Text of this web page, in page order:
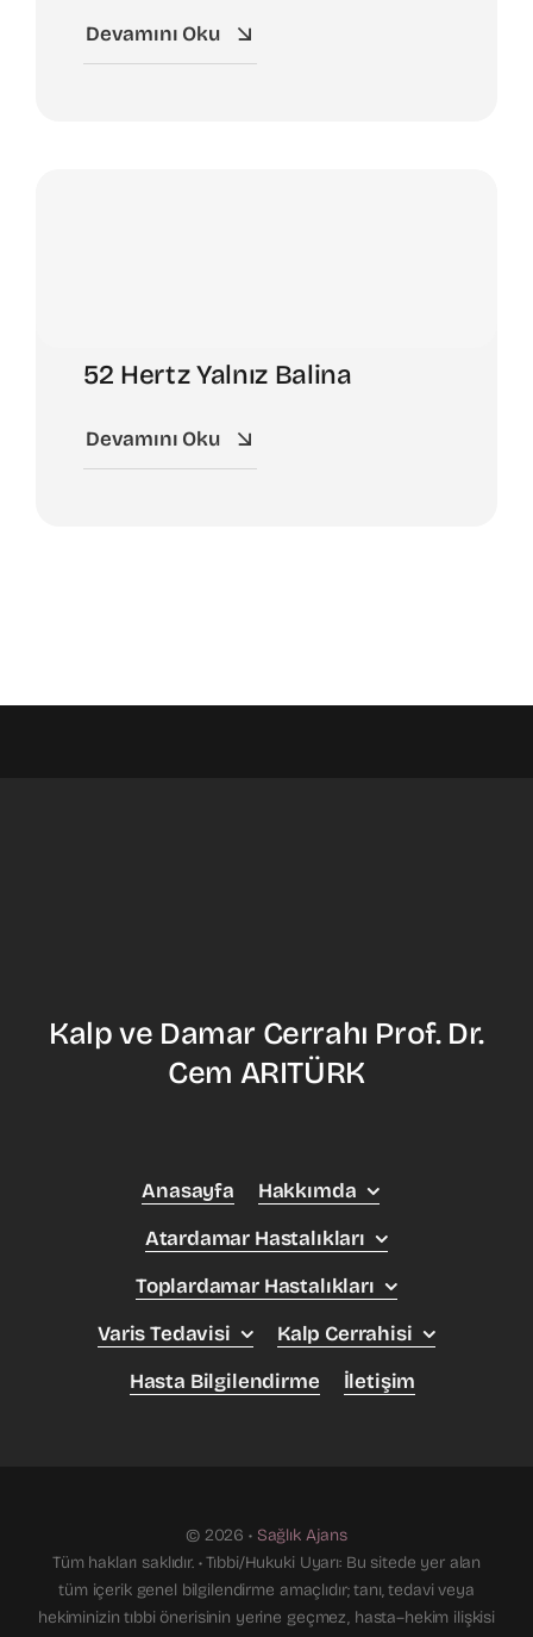
Devamını Oku
52 Hertz Yalnız Balina
Devamını Oku
Kalp ve Damar Cerrahı Prof. Dr.
Cem ARITÜRK
Anasayfa
Hakkımda
Atardamar Hastalıkları
Toplardamar Hastalıkları
Varis Tedavisi
Kalp Cerrahisi
Hasta Bilgilendirme
İletişim
© 2026 • Sağlık Ajans
Tüm hakları saklıdır. • Tıbbi/Hukuki Uyarı: Bu sitede yer alan
tüm içerik genel bilgilendirme amaçlıdır; tanı, tedavi veya
hekiminizin tıbbi önerisinin yerine geçmez, hasta–hekim ilişkisi